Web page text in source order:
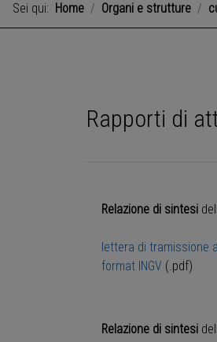
Sei qui: Home Organi e strutture
Rapporti di
Relazione di sintesi
lettera di tramissione
format INGV (.pdf)
Relazione di sintesi